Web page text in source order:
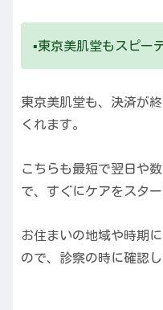
▪️東京美肌堂もスピー
東京美肌堂も、決済が
くれます。
こちらも最短で翌日や
で、すぐにケアをスター
お住まいの地域や時期
ので、診察の時に確認